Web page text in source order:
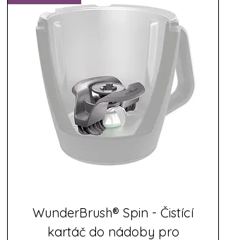
WunderBrush® Spin - Čistící
kartáč do nádoby pro